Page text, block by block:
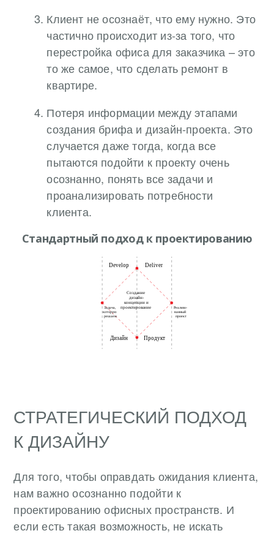
Клиент не осознаёт, что ему нужно. Это
частично происходит из-за того, что
перестройка офиса для заказчика – это
то же самое, что сделать ремонт в
квартире.
Потеря информации между этапами
создания брифа и дизайн-проекта. Это
случается даже тогда, когда все
пытаются подойти к проекту очень
осознанно, понять все задачи и
проанализировать потребности
клиента.
Стандартный подход к проектированию
СТРАТЕГИЧЕСКИЙ ПОДХОД
К ДИЗАЙНУ
Для того, чтобы оправдать ожидания клиента,
нам важно осознанно подойти к
проектированию офисных пространств. И
если есть такая возможность, не искать